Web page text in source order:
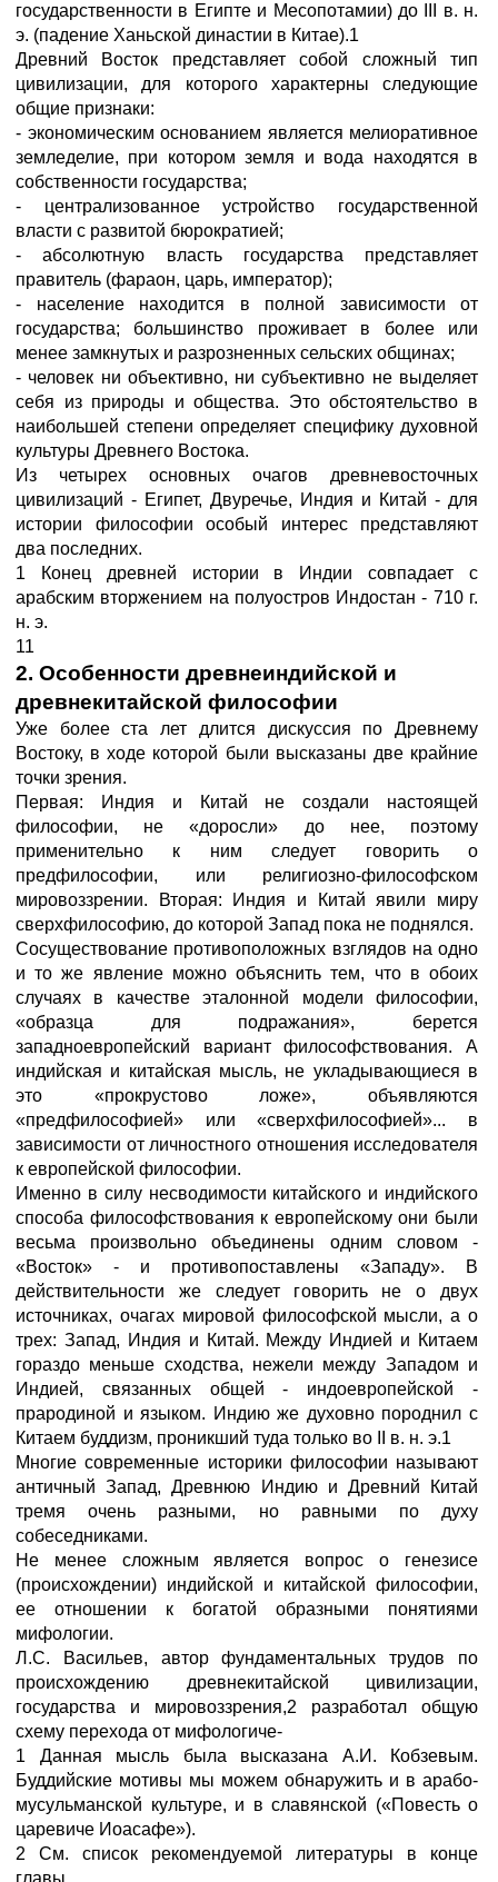
государственности в Египте и Месопотамии) до III в. н.
э. (падение Ханьской династии в Китае).1
Древний Восток представляет собой сложный тип
цивилизации, для которого характерны следующие
общие признаки:
- экономическим основанием является мелиоративное
земледелие, при котором земля и вода находятся в
собственности государства;
- централизованное устройство государственной
власти с развитой бюрократией;
- абсолютную власть государства представляет
правитель (фараон, царь, император);
- население находится в полной зависимости от
государства; большинство проживает в более или
менее замкнутых и разрозненных сельских общинах;
- человек ни объективно, ни субъективно не выделяет
себя из природы и общества. Это обстоятельство в
наибольшей степени определяет специфику духовной
культуры Древнего Востока.
Из четырех основных очагов древневосточных
цивилизаций - Египет, Двуречье, Индия и Китай - для
истории философии особый интерес представляют
два последних.
1 Конец древней истории в Индии совпадает с
арабским вторжением на полуостров Индостан - 710 г.
н. э.
11
2. Особенности древнеиндийской и
древнекитайской философии
Уже более ста лет длится дискуссия по Древнему
Востоку, в ходе которой были высказаны две крайние
точки зрения.
Первая: Индия и Китай не создали настоящей
философии, не «доросли» до нее, поэтому
применительно к ним следует говорить о
предфилософии, или религиозно-философском
мировоззрении. Вторая: Индия и Китай явили миру
сверхфилософию, до которой Запад пока не поднялся.
Сосуществование противоположных взглядов на одно
и то же явление можно объяснить тем, что в обоих
случаях в качестве эталонной модели философии,
«образца для подражания», берется
западноевропейский вариант философствования. А
индийская и китайская мысль, не укладывающиеся в
это «прокрустово ложе», объявляются
«предфилософией» или «сверхфилософией»... в
зависимости от личностного отношения исследователя
к европейской философии.
Именно в силу несводимости китайского и индийского
способа философствования к европейскому они были
весьма произвольно объединены одним словом -
«Восток» - и противопоставлены «Западу». В
действительности же следует говорить не о двух
источниках, очагах мировой философской мысли, а о
трех: Запад, Индия и Китай. Между Индией и Китаем
гораздо меньше сходства, нежели между Западом и
Индией, связанных общей - индоевропейской -
прародиной и языком. Индию же духовно породнил с
Китаем буддизм, проникший туда только во II в. н. э.1
Многие современные историки философии называют
античный Запад, Древнюю Индию и Древний Китай
тремя очень разными, но равными по духу
собеседниками.
Не менее сложным является вопрос о генезисе
(происхождении) индийской и китайской философии,
ее отношении к богатой образными понятиями
мифологии.
Л.С. Васильев, автор фундаментальных трудов по
происхождению древнекитайской цивилизации,
государства и мировоззрения,2 разработал общую
схему перехода от мифологиче-
1 Данная мысль была высказана А.И. Кобзевым.
Буддийские мотивы мы можем обнаружить и в арабо-
мусульманской культуре, и в славянской («Повесть о
царевиче Иоасафе»).
2 См. список рекомендуемой литературы в конце
главы.